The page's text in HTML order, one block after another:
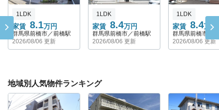
家賃 8.1万円
1LDK
群馬県前橋市／前橋駅
2026/08/06 更新
家賃 8.4万円
1LDK
群馬県前橋市／前橋駅
2026/08/06 更新
家賃 8.4万円
1LDK
群馬県前橋市／
2026/08/06 更新
地域別人気物件ランキング